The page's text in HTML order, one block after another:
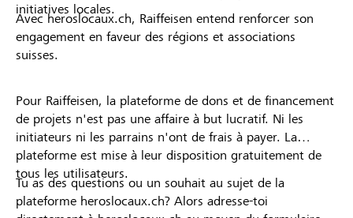
initiatives locales.
Avec heroslocaux.ch, Raiffeisen entend renforcer son
engagement en faveur des régions et associations
suisses.
Pour Raiffeisen, la plateforme de dons et de financement
de projets n'est pas une affaire à but lucratif. Ni les
initiateurs ni les parrains n'ont de frais à payer. La
plateforme est mise à leur disposition gratuitement de
tous les utilisateurs.
Tu as des questions ou un souhait au sujet de la
plateforme heroslocaux.ch? Alors adresse-toi